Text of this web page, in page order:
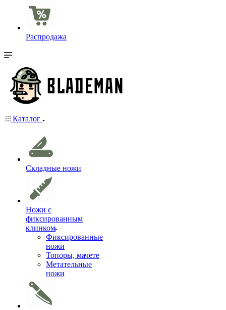
Распродажа
Каталог
Складные ножи
Ножи с
фиксированным
клинком
Фиксированные
ножи
Топоры, мачете
Метательные
ножи